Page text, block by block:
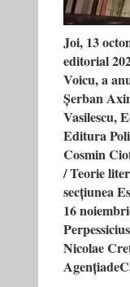
Joi, 13
editorial
Voicu, a
Șerban
Vasilescu,
Editura
Cosmin
/ Teorie
secțiunea
16
Nicolae